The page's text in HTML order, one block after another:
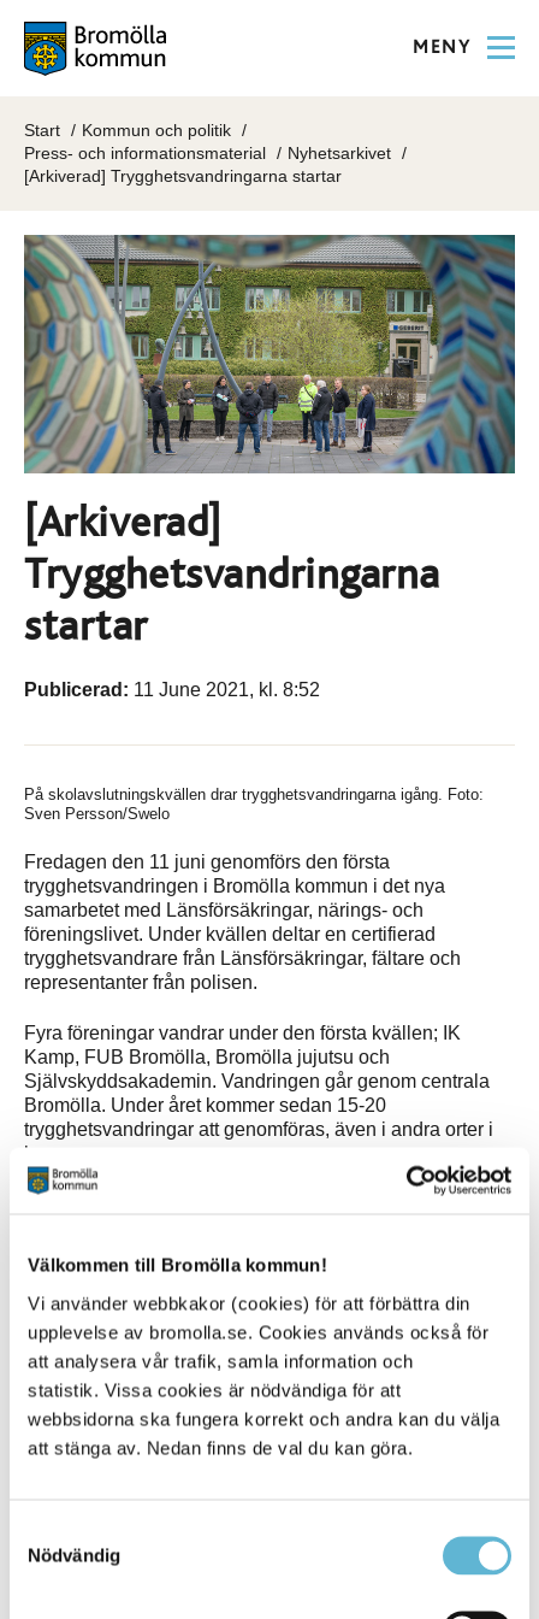
Välkommen till Bromölla kommun!
Vi använder webbkakor (cookies) för att förbättra din
upplevelse av bromolla.se. Cookies används också för
att analysera vår trafik, samla information och
statistik. Vissa cookies är nödvändiga för att
webbsidorna ska fungera korrekt och andra kan du välja
att stänga av. Nedan finns de val du kan göra.
Nödvändig
MENY
Start
Kommun och politik
Press- och informationsmaterial
Nyhetsarkivet
[Arkiverad] Trygghetsvandringarna startar
[Arkiverad]
Trygghetsvandringarna
startar
Publicerad: 11 June 2021, kl. 8:52
På skolavslutningskvällen drar trygghetsvandringarna igång. Foto:
Sven Persson/Swelo
Fredagen den 11 juni genomförs den första
trygghetsvandringen i Bromölla kommun i det nya
samarbetet med Länsförsäkringar, närings- och
föreningslivet. Under kvällen deltar en certifierad
trygghetsvandrare från Länsförsäkringar, fältare och
representanter från polisen.
Fyra föreningar vandrar under den första kvällen; IK
Kamp, FUB Bromölla, Bromölla jujutsu och
Självskyddsakademin. Vandringen går genom centrala
Bromölla. Under året kommer sedan 15-20
trygghetsvandringar att genomföras, även i andra orter i
kommunen.
Vojnikovic, säkerhetsskydsschef i Bromölla kommun.
Sidan senast uppdaterad:den 11 November 2024
Kommentera